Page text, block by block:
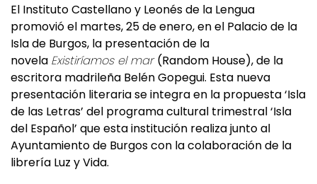
El Instituto Castellano y Leonés de la Lengua
promovió el martes, 25 de enero, en el Palacio de la
Isla de Burgos, la presentación de la
novela Existiríamos el mar(Random House), de la
escritora madrileña Belén Gopegui. Esta nueva
presentación literaria se integra en la propuesta ‘Isla
de las Letras’ del programa cultural trimestral ‘Isla
del Español’ que esta institución realiza junto al
Ayuntamiento de Burgos con la colaboración de la
librería Luz y Vida.